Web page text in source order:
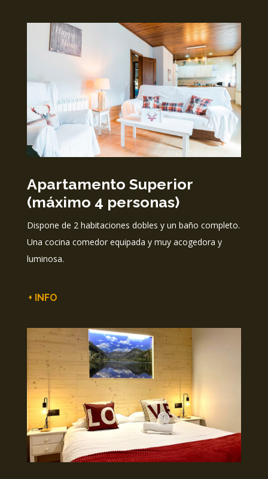
Apartamento Superior
(máximo 4 personas)
Dispone de 2 habitaciones dobles y un baño completo.
Una cocina comedor equipada y muy acogedora y
luminosa.
+ INFO